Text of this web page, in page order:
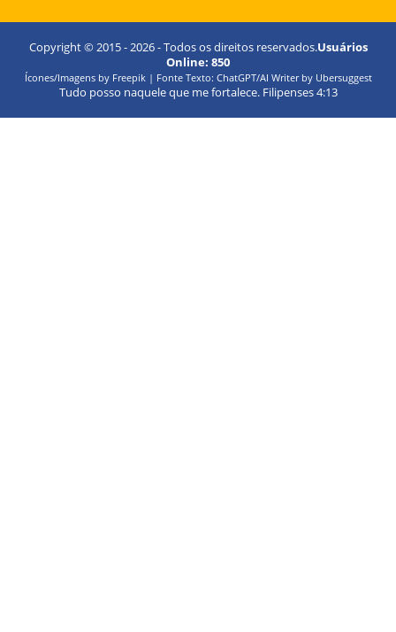
Copyright © 2015 -2026- Todos os direitos reservados.Usuários
Online: 850
Ícones/Imagens by Freepik | Fonte Texto: ChatGPT/AI Writer by Ubersuggest
Tudo posso naquele que me fortalece. Filipenses 4:13